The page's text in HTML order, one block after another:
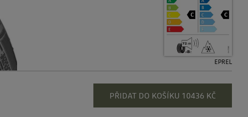
EPREL
PŘIDAT DO KOŠÍKU 10436 KČ